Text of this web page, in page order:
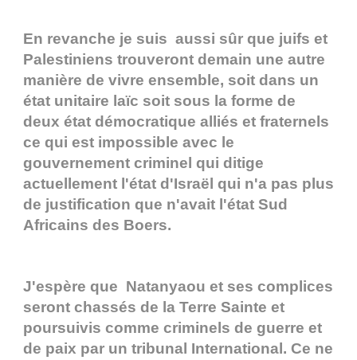
En revanche je suis aussi sûr que juifs et
Palestiniens trouveront demain une autre
manière de vivre ensemble, soit dans un
état unitaire laïc soit sous la forme de
deux état démocratique alliés et fraternels
ce qui est impossible avec le
gouvernement criminel qui ditige
actuellement l'état d'Israël qui n'a pas plus
de justification que n'avait l'état Sud
Africains des Boers.
J'espère que Natanyaou et ses complices
seront chassés de la Terre Sainte et
poursuivis comme criminels de guerre et
de paix par un tribunal International. Ce ne